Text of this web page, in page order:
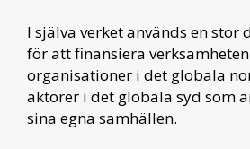
I själva verket används en stor
för att finansiera
organisationer i det globala
aktörer i det globala syd som
sina egna samhällen.